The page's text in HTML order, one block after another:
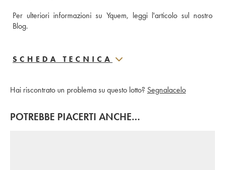
Per ulteriori informazioni su Yquem, leggi l'articolo sul nostro
Blog.
SCHEDA TECNICA
Hai riscontrato un problema su questo lotto? Segnalacelo
POTREBBE PIACERTI ANCHE…